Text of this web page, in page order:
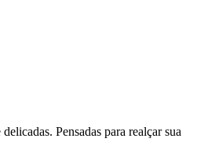
Pensadas para realçar sua